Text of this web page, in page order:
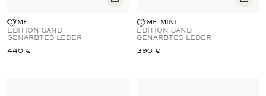
CYME
EDITION SAND
GENARBTES LEDER
440 €
CYME MINI
EDITION SAND
GENARBTES LEDER
390 €